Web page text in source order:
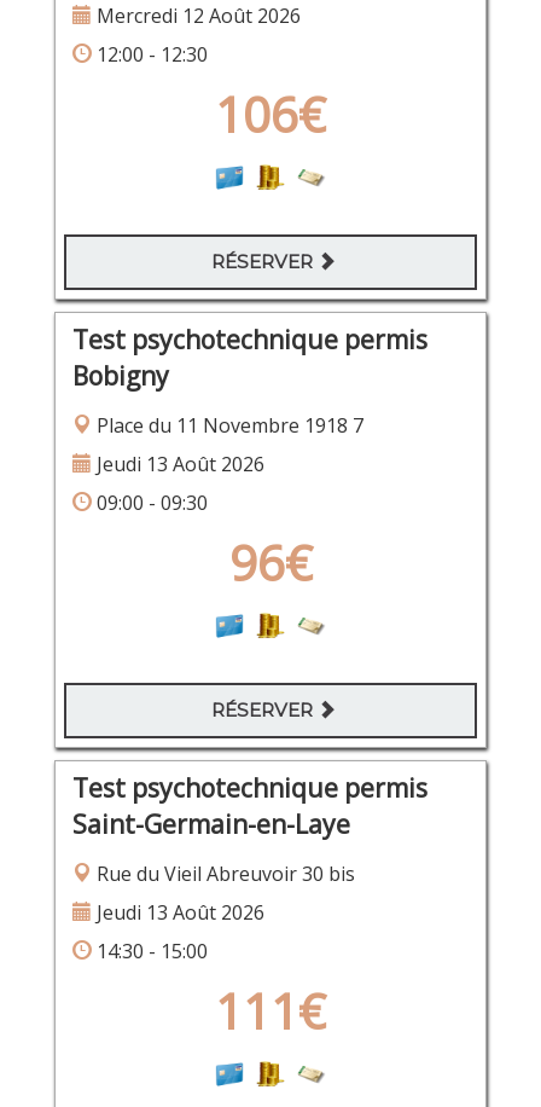
Mercredi 12 Août 2026
12:00 - 12:30
106€
RÉSERVER
Test psychotechnique permis
Bobigny
Place du 11 Novembre 1918 7
Jeudi 13 Août 2026
09:00 - 09:30
96€
RÉSERVER
Test psychotechnique permis
Saint-Germain-en-Laye
Rue du Vieil Abreuvoir 30 bis
Jeudi 13 Août 2026
14:30 - 15:00
111€